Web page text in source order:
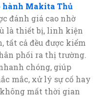
hành Makita Thủ
đánh giá cao nhờ
là thiết bị, linh kiện
tất cả đều được kiểm
phối ra thị trường.
chóng, giúp
mắc, xử lý sự cố hay
mất thời gian